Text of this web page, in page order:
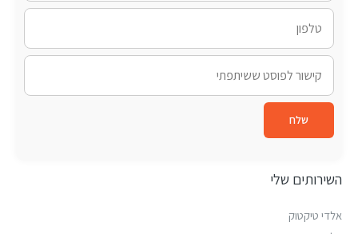
שלח
השירותים שלי
אלדי טיקטוק